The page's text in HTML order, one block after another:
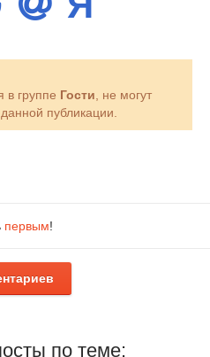
в группе Гости , не могут
публикации.
первым!
по теме: